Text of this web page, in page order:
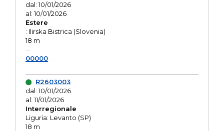
dal: 10/01/2026
al: 10/01/2026
Estere
: Ilirska Bistrica (Slovenia)
18 m
--
00000-
--
R2603003
dal: 10/01/2026
al: 11/01/2026
Interregionale
Liguria: Levanto (SP)
18 m